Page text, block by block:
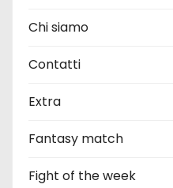
Chi siamo
Contatti
Extra
Fantasy match
Fight of the week